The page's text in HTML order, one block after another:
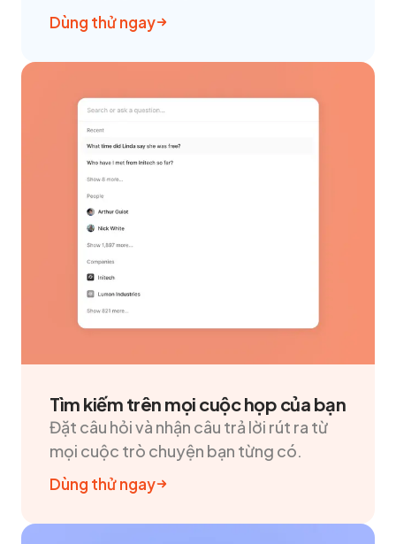
Dùng thử ngay
Tìm kiếm trên mọi cuộc họp của bạn
Đặt câu hỏi và nhận câu trả lời rút ra từ
mọi cuộc trò chuyện bạn từng có.
Dùng thử ngay